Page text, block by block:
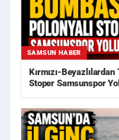
SAMSUN HABER
Kırmızı-
Stoper Samsunspor